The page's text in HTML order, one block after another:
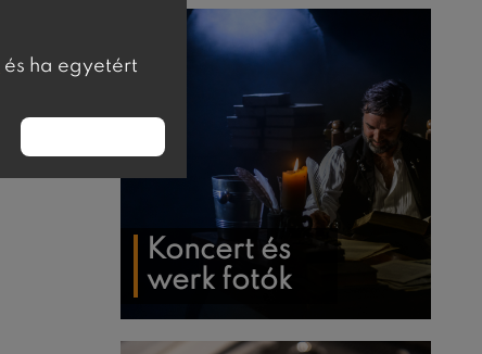
Koncert és
werk fotók
és ha egyetért